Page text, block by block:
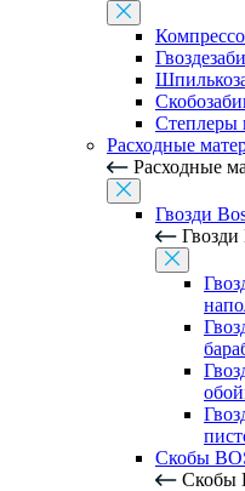
Степлеры
Расходные
Расходные
Гвозди
Гвозди
Скобы
Скобы